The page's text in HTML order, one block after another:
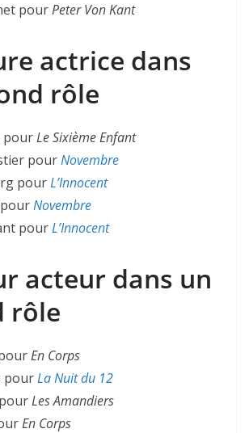
pourPeter Von Kant
actrice dans
rôle
pourLe Sixième Enfant
pourNovembre
pourL’Innocent
Novembre
pourL’Innocent
acteur dans un
rôle
En Corps
pourLa Nuit du 12
Les Amandiers
En Corps